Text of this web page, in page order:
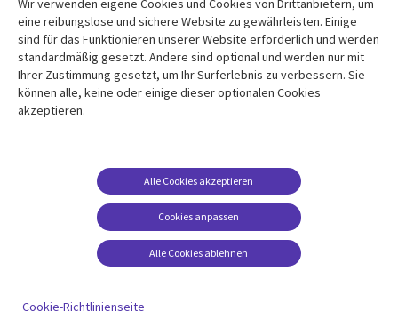
Mediathek
Library
GERMANY
Aktuelles
Rechtliches
Beschwerden/Hinweise
Compliance
Datenschutz
Impressum
Social
Media
GERMANY
eine reibungslose und sichere Website zu gewährleisten. Einige
sind für das Funktionieren unserer Website erforderlich und werden
standardmäßig gesetzt. Andere sind optional und werden nur mit
Ihrer Zustimmung gesetzt, um Ihr Surferlebnis zu verbessern. Sie
können alle, keine oder einige dieser optionalen Cookies
akzeptieren.
Cookies anpassen
Alle Cookies akzeptieren
Alle Cookies ablehnen
Cookie-Richtlinienseite